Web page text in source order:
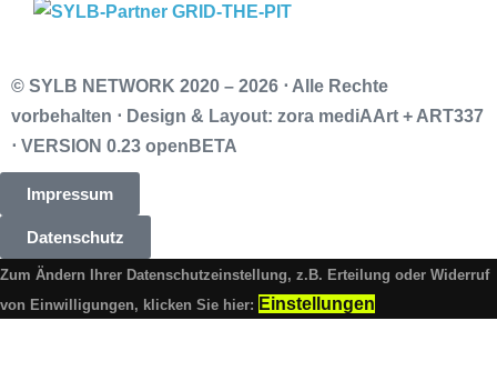
© SYLB NETWORK 2020 – 2026 ⋅ Alle Rechte
vorbehalten ⋅ Design & Layout: zora mediAArt + ART337
⋅ VERSION 0.23 openBETA
Impressum
Datenschutz
Zum Ändern Ihrer Datenschutzeinstellung, z.B. Erteilung oder Widerruf
von Einwilligungen, klicken Sie hier: Einstellungen